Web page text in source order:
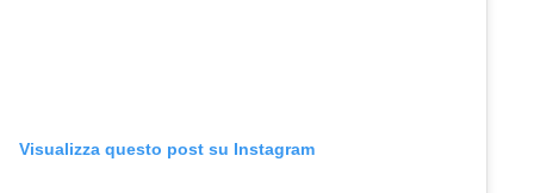
Visualizza questo post su Instagram